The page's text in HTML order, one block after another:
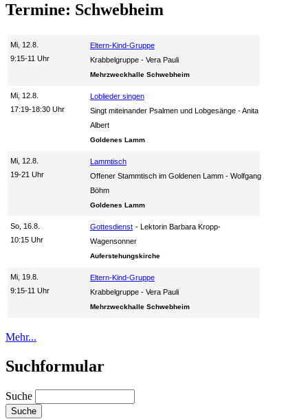
Termine: Schwebheim
Mi, 12.8.
9:15-11 Uhr
Eltern-Kind-Gruppe
Krabbelgruppe
Vera Pauli
Mehrzweckhalle Schwebheim
Mi, 12.8.
17:19-18:30 Uhr
Loblieder singen
Singt miteinander Psalmen und Lobgesänge
Anita
Albert
Goldenes Lamm
Mi, 12.8.
19-21 Uhr
Lammtisch
Offener Stammtisch im Goldenen Lamm
Wolfgang
Böhm
Goldenes Lamm
So, 16.8.
10:15 Uhr
Gottesdienst
Lektorin Barbara Kropp-
Wagensonner
Auferstehungskirche
Mi, 19.8.
9:15-11 Uhr
Eltern-Kind-Gruppe
Krabbelgruppe
Vera Pauli
Mehrzweckhalle Schwebheim
Mehr...
Suchformular
Suche